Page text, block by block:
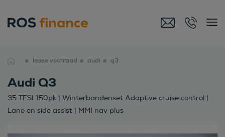
lease voorraad audi q3
Audi Q3
35 TFSI 150pk | Winterbandenset Adaptive cruise control |
Lane en side assist | MMI nav plus